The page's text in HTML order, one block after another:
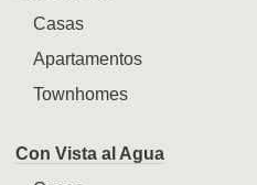
Casas
Apartamentos
Townhomes
Con Vista al Agua